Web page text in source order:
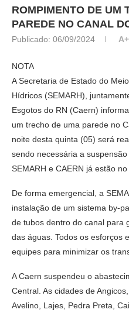
ROMPIMENTO DE UM
PAREDE NO CANAL
Publicado: 06/09/2024 A+
NOTA
A Secretaria de Estado do
Hídricos (SEMARH),
Esgotos do RN (Caern)
um trecho de uma parede no
noite desta quinta (05) será
sendo necessária a
SEMARH e CAERN já estão no
De forma emergencial, a
instalação de um sistema by-
de tubos dentro do canal para
das águas. Todos os esforços
equipes para minimizar os
A Caern suspendeu o
Central. As cidades de
Avelino, Lajes, Pedra Preta,